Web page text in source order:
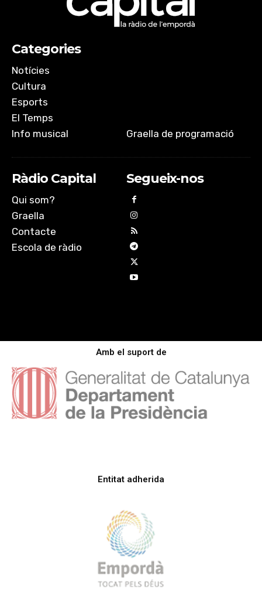
Categories
Notícies
Cultura
Esports
El Temps
Info musical
Graella de programació
Ràdio Capital
Qui som?
Graella
Contacte
Escola de ràdio
Segueix-nos
Amb el suport de
Entitat adherida